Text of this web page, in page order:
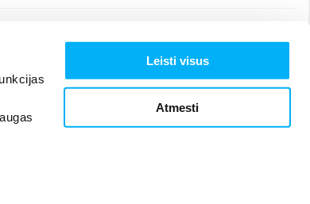
Leisti visus
Atmesti